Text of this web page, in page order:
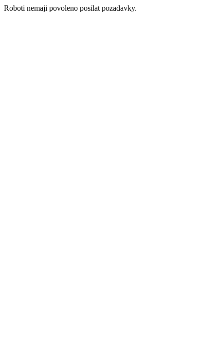
Roboti nemaji povoleno posilat pozadavky.